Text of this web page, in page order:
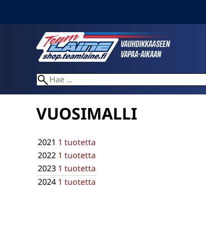
VUOSIMALLI
2021 1 tuotetta
2022 1 tuotetta
2023 1 tuotetta
2024 1 tuotetta